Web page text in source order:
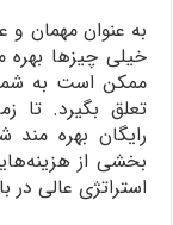
به عنوان مهمان و
خیلی چیزها
ممکن است به شما
تعلق بگیرد. تا
رایگان بهره
بخشی از
استراتژی عالی در